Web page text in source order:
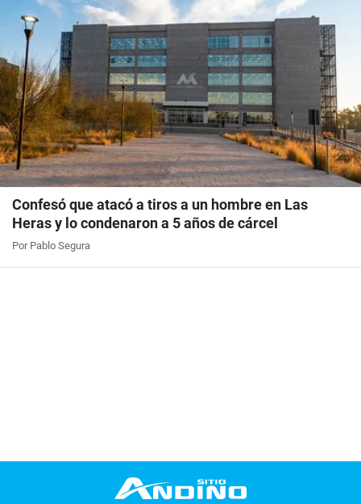
Confesó que atacó a tiros a un hombre en Las
Heras y lo condenaron a 5 años de cárcel
Por Pablo Segura